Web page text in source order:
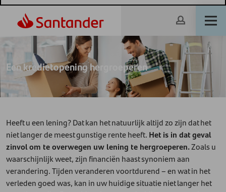
Een kredietopening hergroeperen
Heeft u een lening? Dat kan het natuurlijk altijd zo zijn dat het
niet langer de meest gunstige rente heeft. Het is in dat geval
zinvol om te overwegen uw lening te hergroeperen.Zoals u
waarschijnlijk weet, zijn financiën haast synoniem aan
verandering. Tijden veranderen voortdurend – en wat in het
verleden goed was, kan in uw huidige situatie niet langer het